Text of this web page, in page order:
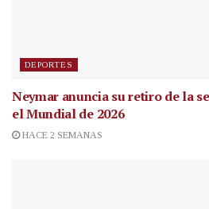
DEPORTES
Neymar anuncia su retiro de la
el Mundial de 2026
HACE 2 SEMANAS